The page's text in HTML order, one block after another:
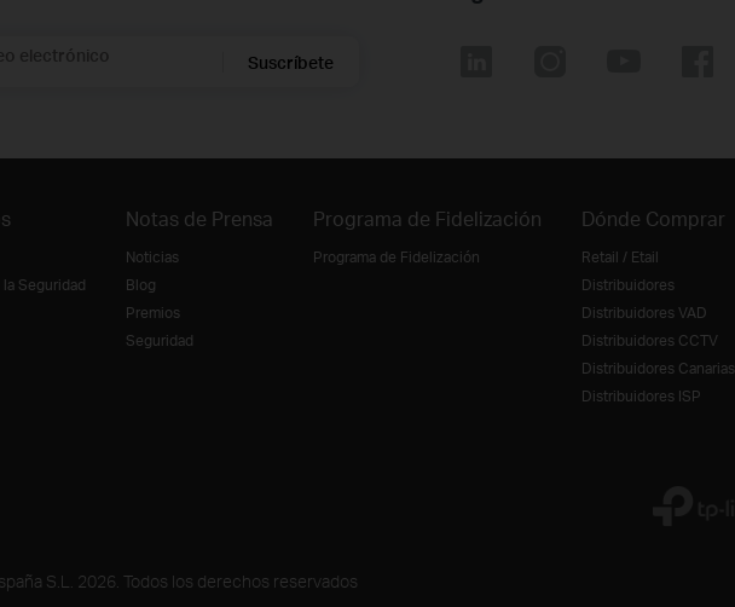
electrónico Suscríbete
Seguridad
Notas de Prensa
Noticias
Blog
Premios
Seguridad
Programa de Fidelización
Programa de Fidelización
Dónde Comprar
Retail / Etail
Distribuidores
Distribuidores VAD
Distribuidores CCTV
Distribuidores Canarias
Distribuidores ISP
S.L. 2026. Todos los derechos reservados